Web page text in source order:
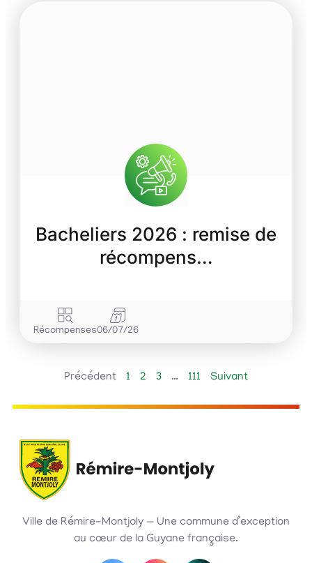
Bacheliers 2026 : remise de
récompens…
Récompenses06/07/26
Précédent 1 2 3 … 111 Suivant
Ville de Rémire-Montjoly — Une commune d’exception
au cœur de la Guyane française.